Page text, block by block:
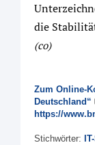
die
(co)
Zum Online-
Deutschland“
https://
Stichwörter: